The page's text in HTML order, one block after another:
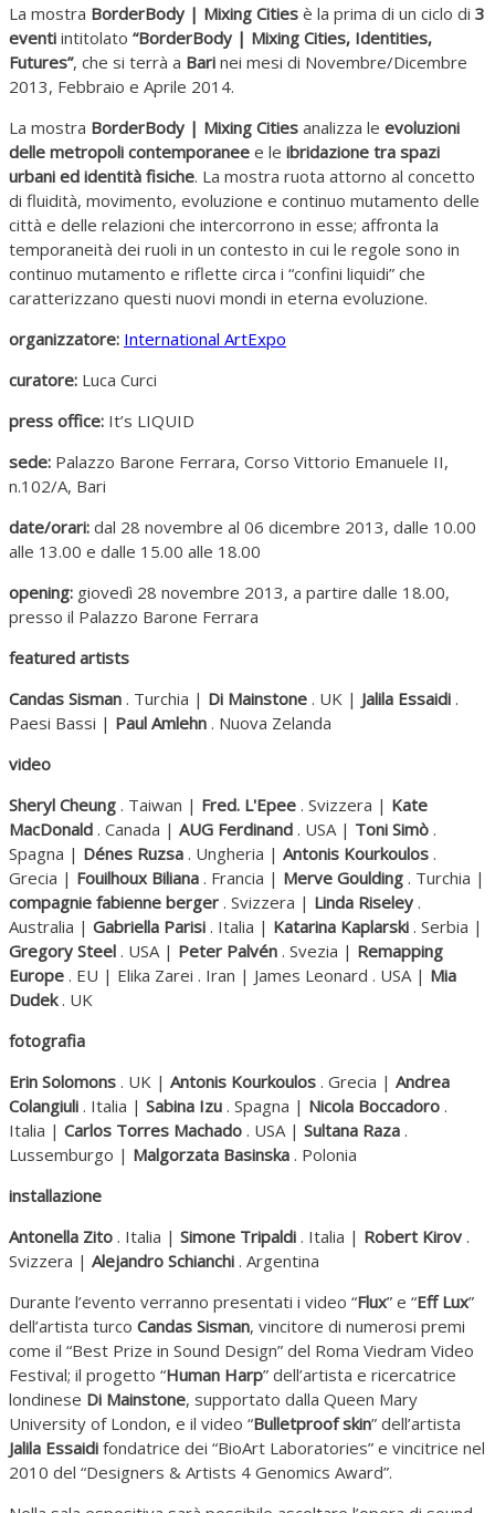
La mostra BorderBody | Mixing Cities è la prima di un ciclo di 3
eventi intitolato “BorderBody | Mixing Cities, Identities,
Futures”, che si terrà a Bari nei mesi di Novembre/Dicembre
2013, Febbraio e Aprile 2014.
La mostra BorderBody | Mixing Cities analizza le evoluzioni
delle metropoli contemporanee e le ibridazione tra spazi
urbani ed identità fisiche. La mostra ruota attorno al concetto
di fluidità, movimento, evoluzione e continuo mutamento delle
città e delle relazioni che intercorrono in esse; affronta la
temporaneità dei ruoli in un contesto in cui le regole sono in
continuo mutamento e riflette circa i “confini liquidi” che
caratterizzano questi nuovi mondi in eterna evoluzione.
organizzatore: International ArtExpo
curatore: Luca Curci
press office: It’s LIQUID
sede: Palazzo Barone Ferrara, Corso Vittorio Emanuele II,
n.102/A, Bari
date/orari: dal 28 novembre al 06 dicembre 2013, dalle 10.00
alle 13.00 e dalle 15.00 alle 18.00
opening: giovedì 28 novembre 2013, a partire dalle 18.00,
presso il Palazzo Barone Ferrara
featured artists
Candas Sisman . Turchia | Di Mainstone . UK | Jalila Essaidi .
Paesi Bassi | Paul Amlehn . Nuova Zelanda
video
Sheryl Cheung . Taiwan | Fred. L'Epee . Svizzera | Kate
MacDonald . Canada | AUG Ferdinand . USA | Toni Simò .
Spagna | Dénes Ruzsa . Ungheria | Antonis Kourkoulos .
Grecia | Fouilhoux Biliana . Francia | Merve Goulding . Turchia |
compagnie fabienne berger . Svizzera | Linda Riseley .
Australia | Gabriella Parisi . Italia | Katarina Kaplarski . Serbia |
Gregory Steel . USA | Peter Palvén . Svezia | Remapping
Europe . EU | Elika Zarei . Iran | James Leonard . USA | Mia
Dudek. UK
fotografia
Erin Solomons . UK | Antonis Kourkoulos . Grecia | Andrea
Colangiuli . Italia | Sabina Izu . Spagna | Nicola Boccadoro .
Italia | Carlos Torres Machado . USA | Sultana Raza .
Lussemburgo | Malgorzata Basinska . Polonia
installazione
Antonella Zito . Italia | Simone Tripaldi . Italia | Robert Kirov .
Svizzera | Alejandro Schianchi . Argentina
Durante l’evento verranno presentati i video “Flux” e “Eff Lux”
dell’artista turco Candas Sisman, vincitore di numerosi premi
come il “Best Prize in Sound Design” del Roma Viedram Video
Festival; il progetto “Human Harp” dell’artista e ricercatrice
londinese Di Mainstone, supportato dalla Queen Mary
University of London, e il video “Bulletproof skin” dell’artista
Jalila Essaidi fondatrice dei “BioArt Laboratories” e vincitrice nel
2010 del “Designers & Artists 4 Genomics Award”.